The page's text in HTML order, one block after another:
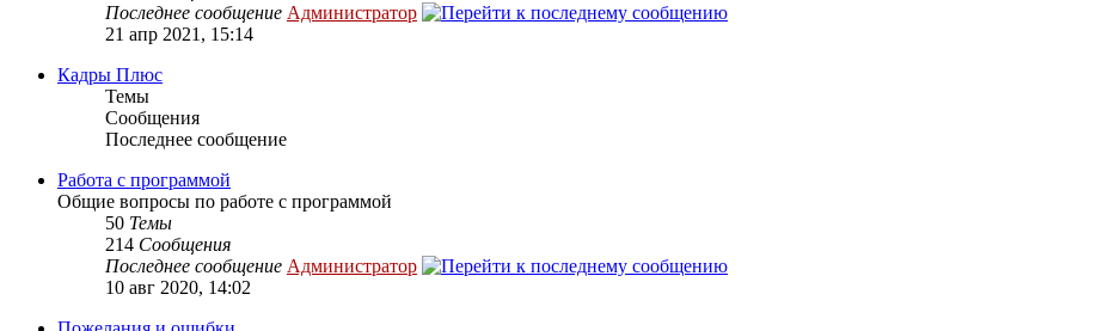
Последнее сообщение Администратор
21 апр 2021, 15:14
Кадры Плюс
Темы
Сообщения
Последнее сообщение
Работа с программой
Общие вопросы по работе с программой
50 Темы
214 Сообщения
Последнее сообщение Администратор
10 авг 2020, 14:02